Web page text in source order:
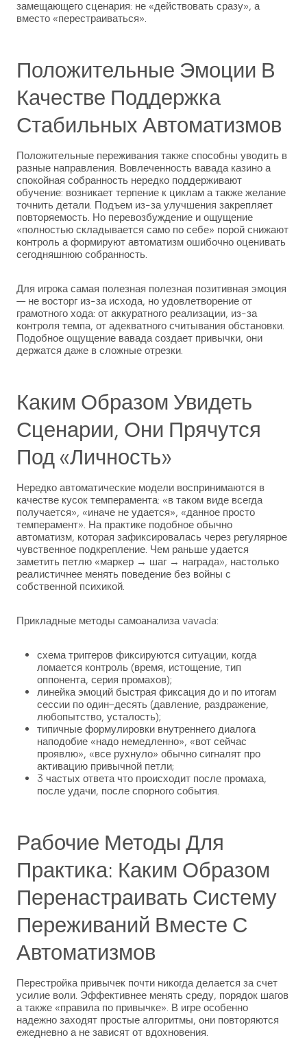
замещающего сценария: не «действовать сразу», а
вместо «перестраиваться».
Положительные Эмоции В
Качестве Поддержка
Стабильных Автоматизмов
Положительные переживания также способны уводить в
разные направления. Вовлеченность вавада казино а
спокойная собранность нередко поддерживают
обучение: возникает терпение к циклам а также желание
точнить детали. Подъем из-за улучшения закрепляет
повторяемость. Но перевозбуждение и ощущение
«полностью складывается само по себе» порой снижают
контроль а формируют автоматизм ошибочно оценивать
сегодняшнюю собранность.
Для игрока самая полезная полезная позитивная эмоция
— не восторг из-за исхода, но удовлетворение от
грамотного хода: от аккуратного реализации, из-за
контроля темпа, от адекватного считывания обстановки.
Подобное ощущение вавада создает привычки, они
держатся даже в сложные отрезки.
Каким Образом Увидеть
Сценарии, Они Прячутся
Под «личность»
Нередко автоматические модели воспринимаются в
качестве кусок темперамента: «в таком виде всегда
получается», «иначе не удается», «данное просто
темперамент». На практике подобное обычно
автоматизм, которая зафиксировалась через регулярное
чувственное подкрепление. Чем раньше удается
заметить петлю «маркер → шаг → награда», настолько
реалистичнее менять поведение без войны с
собственной психикой.
Прикладные методы самоанализа vavada:
схема триггеров фиксируются ситуации, когда
ломается контроль (время, истощение, тип
оппонента, серия промахов);
линейка эмоций быстрая фиксация до и по итогам
сессии по один–десять (давление, раздражение,
любопытство, усталость);
типичные формулировки внутреннего диалога
наподобие «надо немедленно», «вот сейчас
проявлю», «все рухнуло» обычно сигналят про
активацию привычной петли;
3 частых ответа что происходит после промаха,
после удачи, после спорного события.
Рабочие Методы Для
Практика: Каким Образом
Перенастраивать Систему
Переживаний Вместе С
Автоматизмов
Перестройка привычек почти никогда делается за счет
усилие воли. Эффективнее менять среду, порядок шагов
а также «правила по привычке». В игре особенно
надежно заходят простые алгоритмы, они повторяются
ежедневно а не зависят от вдохновения.